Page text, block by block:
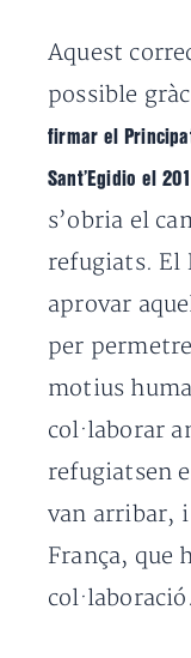
Aquest
possible
firmar el
Sant’Egidio el
s’obria el
refugiats. El
aprovar
per
motius
col·laborar
refugiatsen
van arribar,
França, que
col·laboració.